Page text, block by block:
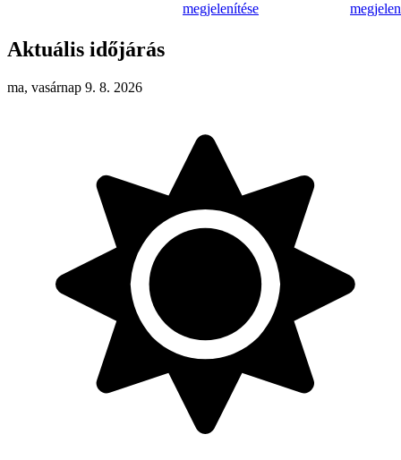
megjelenítése
Aktuális időjárás
ma, vasárnap 9. 8. 2026